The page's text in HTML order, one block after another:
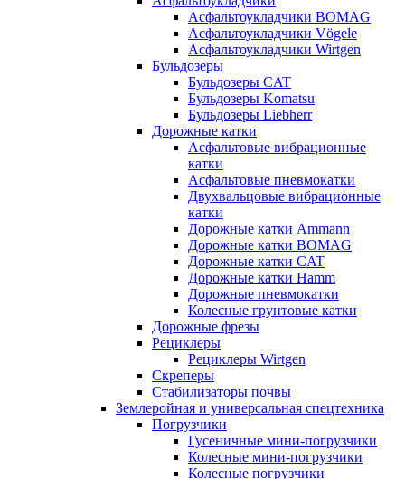
Асфальтоукладчики BOMAG
Асфальтоукладчики Vögele
Асфальтоукладчики Wirtgen
Бульдозеры
Бульдозеры CAT
Бульдозеры Komatsu
Бульдозеры Liebherr
Дорожные катки
Асфальтовые вибрационные
катки
Асфальтовые пневмокатки
Двухвальцовые вибрационные
катки
Дорожные катки Ammann
Дорожные катки BOMAG
Дорожные катки CAT
Дорожные катки Hamm
Дорожные пневмокатки
Колесные грунтовые катки
Дорожные фрезы
Рециклеры
Рециклеры Wirtgen
Скреперы
Стабилизаторы почвы
Землеройная и универсальная спецтехника
Погрузчики
Гусеничные мини-погрузчики
Колесные мини-погрузчики
Колесные погрузчики